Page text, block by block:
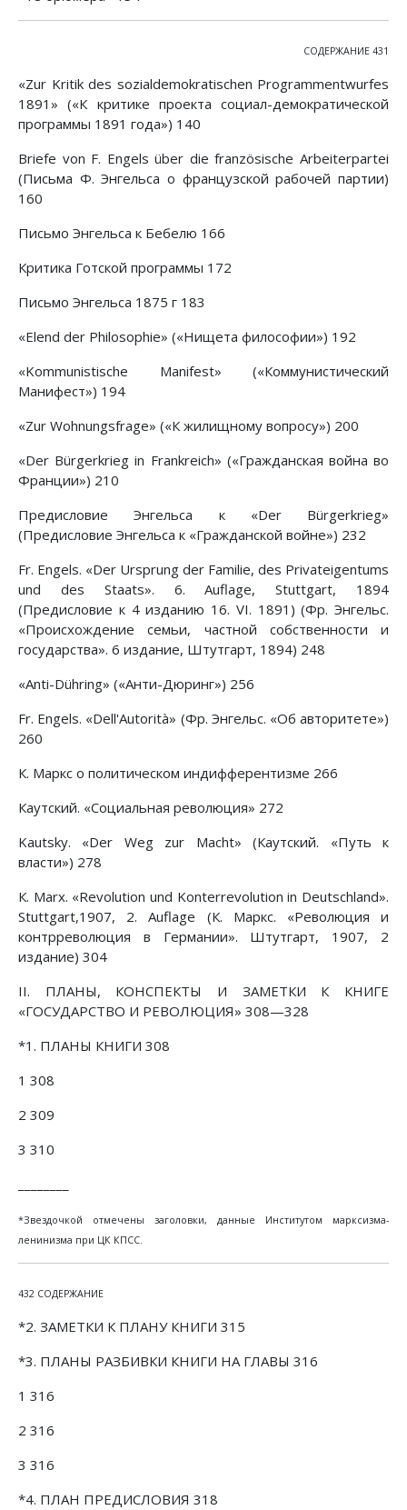
СОДЕРЖАНИЕ 431
«Zur Kritik des sozialdemokratischen Programmentwurfes
1891» («К критике проекта социал-демократической
программы 1891 года») 140
Briefe von F. Engels über die französische Arbeiterpartei
(Письма Ф. Энгельса о французской рабочей партии)
160
Письмо Энгельса к Бебелю 166
Критика Готской программы 172
Письмо Энгельса 1875 г 183
«Elend der Philosophie» («Нищета философии») 192
«Kommunistische Manifest» («Коммунистический
Манифест») 194
«Zur Wohnungsfrage» («К жилищному вопросу») 200
«Der Bürgerkrieg in Frankreich» («Гражданская война во
Франции») 210
Предисловие Энгельса к «Der Bürgerkrieg»
(Предисловие Энгельса к «Гражданской войне») 232
Fr. Engels. «Der Ursprung der Familie, des Privateigentums
und des Staats». 6. Auflage, Stuttgart, 1894
(Предисловие к 4 изданию 16. VI. 1891) (Фр. Энгельс.
«Происхождение семьи, частной собственности и
государства». 6 издание, Штутгарт, 1894) 248
«Anti-Dühring» («Анти-Дюринг») 256
Fr. Engels. «Dell'Autorità» (Фр. Энгельс. «Об авторитете»)
260
К. Маркс о политическом индифферентизме 266
Каутский. «Социальная революция» 272
Kautsky. «Der Weg zur Macht» (Каутский. «Путь к
власти») 278
К. Marx. «Revolution und Konterrevolution in Deutschland».
Stuttgart,1907, 2. Auflage (К. Маркс. «Революция и
контрреволюция в Германии». Штутгарт, 1907, 2
издание) 304
II. ПЛАНЫ, КОНСПЕКТЫ И ЗАМЕТКИ К КНИГЕ
«ГОСУДАРСТВО И РЕВОЛЮЦИЯ» 308—328
*1. ПЛАНЫ КНИГИ 308
1 308
2 309
3 310
*Звездочкой отмечены заголовки, данные Институтом марксизма-
ленинизма при ЦК КПСС.
432 СОДЕРЖАНИЕ
*2. ЗАМЕТКИ К ПЛАНУ КНИГИ 315
*3. ПЛАНЫ РАЗБИВКИ КНИГИ НА ГЛАВЫ 316
1 316
2 316
3 316
*4. ПЛАН ПРЕДИСЛОВИЯ 318